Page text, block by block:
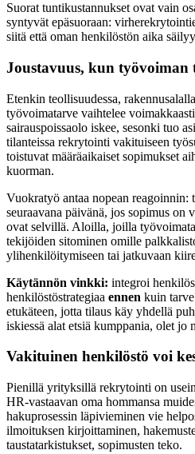
Suorat tuntikustannukset ovat vain
syntyvät epäsuoraan:
siitä että oman henkilöstön aika
Joustavuus, kun työvoiman
Etenkin teollisuudessa,
työvoimatarve vaihtelee
sairauspoissaolo iskee, sesonki tuo
tilanteissa rekrytointi vakituiseen
toistuvat määräaikaiset sopimukset
kuorman.
Vuokratyö antaa nopean
seuraavana päivänä, jos sopimus
ovat selvillä. Aloilla, joilla
tekijöiden sitominen omille
ylihenkilöitymiseen tai jatkuvaan
Käytännön vinkki: integroi
henkilöstöstrategiaa ennen kuin
etukäteen, jotta tilaus käy yhdellä
iskiessä alat etsiä kumppania, olet jo
Vakituinen henkilöstö voi
Pienillä yrityksillä rekrytointi on
HR-vastaavan oma hommansa
hakuprosessin läpivieminen vie
ilmoituksen kirjoittaminen,
taustatarkistukset, sopimusten teko.